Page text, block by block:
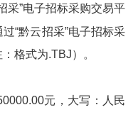
采”电子招标采购交易平
“黔云招采”电子招标采
格式为.TBJ）。
元，大写：人民